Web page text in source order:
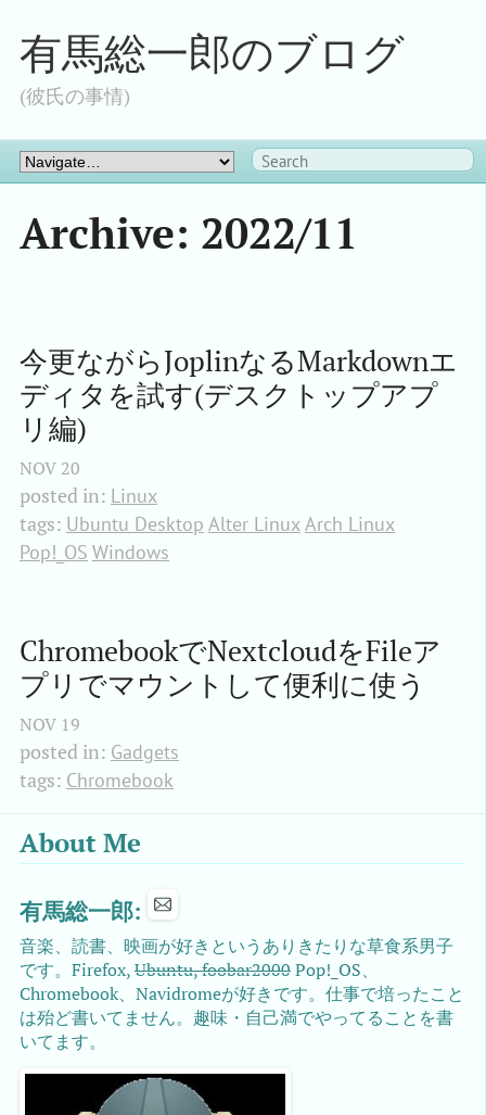
有馬総一郎のブログ
(彼氏の事情)
Archive: 2022/11
今更ながらJoplinなるMarkdownエ
ディタを試す(デスクトップアプ
リ編)
NOV 20
posted in: Linux
tags: Ubuntu Desktop Alter LinuxArch Linux
Pop!_OS Windows
ChromebookでNextcloudをFileア
プリでマウントして便利に使う
NOV 19
posted in: Gadgets
tags: Chromebook
About Me
有馬総一郎:
音楽、読書、映画が好きというありきたりな草食系男子
です。Firefox,Ubuntu, foobar2000Pop!_OS、
Chromebook、Navidromeが好きです。仕事で培ったこと
は殆ど書いてません。趣味・自己満でやってることを書
いてます。